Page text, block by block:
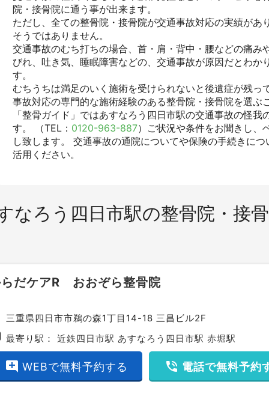
院・接骨院に通う事が出来ます。
ただし、全ての整骨院・接骨院が交通事故対応の実績があ
そうではありません。
交通事故のむち打ちの場合、首・肩・背中・腰などの痛み
びれ、吐き気、睡眠障害などの、交通事故が原因だとわか
す。
むちうちは満足のいく施術を受けられないと後遺症が残っ
事故対応の専門的な施術経験のある整骨院・接骨院を選ぶ
「整骨ガイド」ではあすなろう四日市駅の交通事故の怪
す。 （TEL： 0120-963-887）ご状況や条件をお聞きし、
し致します。 交通事故の通院についてや保険の手続きに
活用ください。
なろう四日市駅の整骨院・接
だケアR おおぞら整骨院
三重県四日市市鵜の森1丁目14-18 三昌ビル2F
最寄り駅：近鉄四日市駅 あすなろう四日市駅 赤堀駅
add_comment WEBで無料予約する phone_in_talk 電話で無料予約